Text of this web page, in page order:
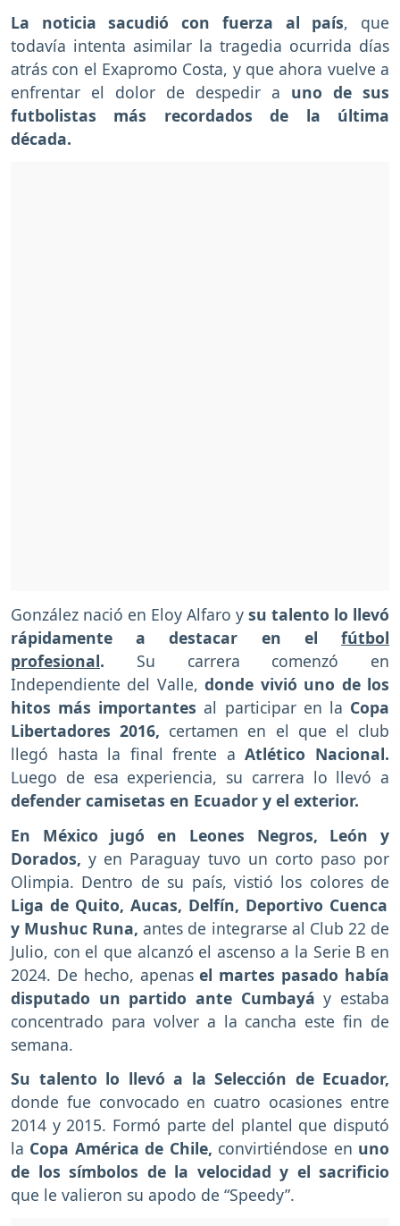
La noticia sacudió con fuerza al país, que
todavía intenta asimilar la tragedia ocurrida días
atrás con el Exapromo Costa, y que ahora vuelve a
enfrentar el dolor de despedir a uno de sus
futbolistas más recordados de la última
década.
González nació en Eloy Alfaro y su talento lo llevó
rápidamente a destacar en el fútbol
profesional. Su carrera comenzó en
Independiente del Valle,donde vivió uno de los
hitos más importantes al participar en la Copa
Libertadores 2016, certamen en el que el club
llegó hasta la final frente aAtlético Nacional.
Luego de esa experiencia, su carrera lo llevó a
defender camisetas en Ecuador y el exterior.
En México jugó en Leones Negros, León y
Dorados, y en Paraguay tuvo un corto paso por
Olimpia. Dentro de su país, vistió los colores de
Liga de Quito, Aucas, Delfín, Deportivo Cuenca
y Mushuc Runa, antes de integrarse al Club 22 de
Julio, con el que alcanzó el ascenso a la Serie B en
2024. De hecho, apenasel martes pasado había
disputado un partido ante Cumbayáy estaba
concentrado para volver a la cancha este fin de
semana.
Su talento lo llevó a la Selección de Ecuador,
donde fue convocado en cuatro ocasiones entre
2014 y 2015. Formó parte del plantel que disputó
la Copa América de Chile, convirtiéndose en uno
de los símbolos de la velocidad y el sacrificio
que le valieron su apodo de “Speedy”.